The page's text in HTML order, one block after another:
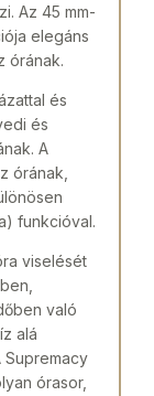
Az 45 mm-
elegáns
órának.
és
és
A
órának,
funkcióval.
viselését
való
alá
Supremacy
órasor,